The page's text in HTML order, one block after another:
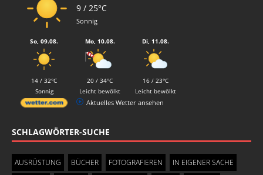
9 / 25°C
Sonnig
So, 09.08.
14 / 32°C
Sonnig
Mo, 10.08.
20 / 34°C
Leicht bewölkt
Di, 11.08.
16 / 23°C
Leicht bewölkt
Aktuelles Wetter ansehen
SCHLAGWÖRTER-SUCHE
AUSRÜSTUNG BÜCHER FOTOGRAFIEREN
IN EIGENER SACHE